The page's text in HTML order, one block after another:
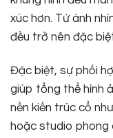
xúc hơn. Từ ánh
đều trở nên đặc
Đặc biệt, sự phối
giúp tổng thể hình
nền kiến trúc cổ
hoặc studio phong